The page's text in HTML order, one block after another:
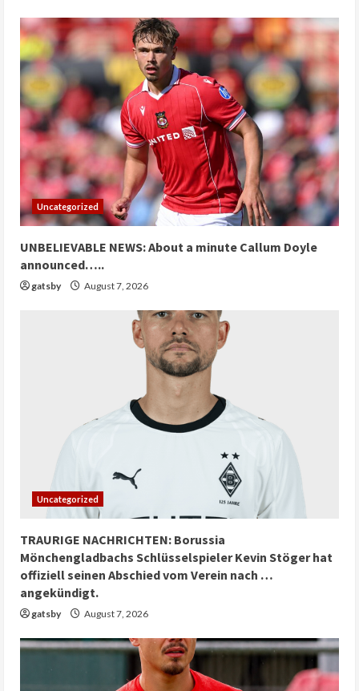
Uncategorized
UNBELIEVABLE NEWS: About a minute Callum Doyle
announced…..
gatsby August 7, 2026
Uncategorized
TRAURIGE NACHRICHTEN: Borussia
Mönchengladbachs Schlüsselspieler Kevin Stöger hat
offiziell seinen Abschied vom Verein nach …
angekündigt.
gatsby August 7, 2026